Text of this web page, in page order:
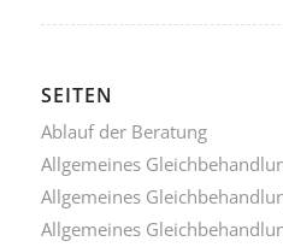
SEITEN
Ablauf der Beratung
Allgemeines
Allgemeines
Allgemeines